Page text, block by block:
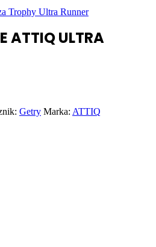
Trophy Ultra Runner
ATTIQ ULTRA
Getry Marka: ATTIQ